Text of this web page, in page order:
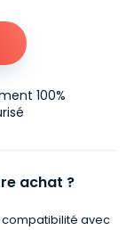
100%
achat ?
compatibilité avec